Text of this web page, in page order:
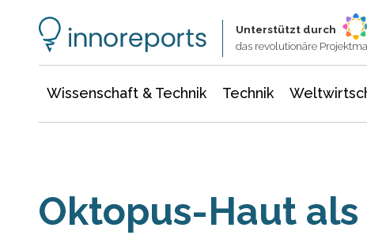
Unterstützt durch
das revolutionäre
Wissenschaft & Technik Technik
Oktopus-Haut als